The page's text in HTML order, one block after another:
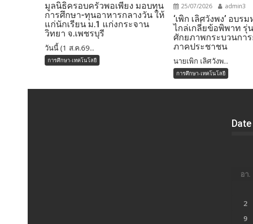
มูลนิธิครอบครัวพอเพียง มอบทุน
การศึกษา-ทุนอาหารกลางวัน ให้
แก่นักเรียน ม.1 แก่งกระจาน
วิทยา จ.เพชรบุรี
วันนี้ (1 ส.ค.69...
การศึกษา-เทคโนโลยี
25/07/2026 admin3
‘เพิก เลิศวังพง’ อบร
ไกล่เกลี่ยข้อพิพาท รุ่
ศักยภาพกระบวนกา
ภาคประชาชน
นายเพิก เลิศวังพ...
การศึกษา-เทคโนโลยี
Date
อา.
2
9